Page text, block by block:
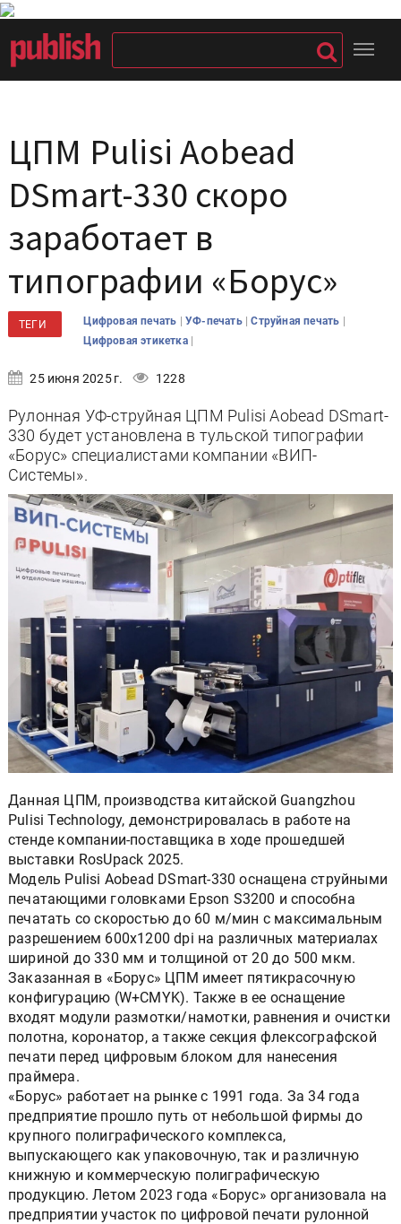
ЦПМ Pulisi Aobead
DSmart-330 скоро
заработает в
типографии «Борус»
ТЕГИ Цифровая печать | УФ-печать |Струйная печать |
Цифровая этикетка |
25 июня 2025 г. 1228
Рулонная УФ-струйная ЦПМ Pulisi Aobead DSmart-
330 будет установлена в тульской типографии
«Борус» специалистами компании «ВИП-
Системы».
Данная ЦПМ, производства китайской Guangzhou
Pulisi Technology, демонстрировалась в работе на
стенде компании-поставщика в ходе прошедшей
выставки RosUpack 2025.
Модель Pulisi Aobead DSmart-330 оснащена струйными
печатающими головками Epson S3200 и способна
печатать со скоростью до 60 м/мин с максимальным
разрешением 600х1200 dpi на различных материалах
шириной до 330 мм и толщиной от 20 до 500 мкм.
Заказанная в «Борус» ЦПМ имеет пятикрасочную
конфигурацию (W+CMYK). Также в ее оснащение
входят модули размотки/намотки, равнения и очистки
полотна, коронатор, а также секция флексографской
печати перед цифровым блоком для нанесения
праймера.
«Борус» работает на рынке с 1991 года. За 34 года
предприятие прошло путь от небольшой фирмы до
крупного полиграфического комплекса,
выпускающего как упаковочную, так и различную
книжную и коммерческую полиграфическую
продукцию. Летом 2023 года «Борус» организовала на
предприятии участок по цифровой печати рулонной